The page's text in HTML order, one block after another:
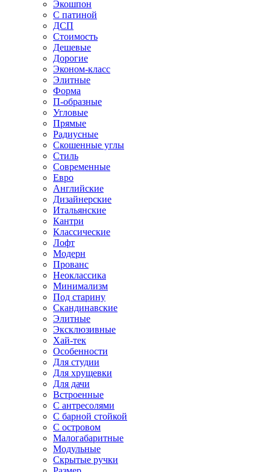
Экошпон
С патиной
ДСП
Стоимость
Дешевые
Дорогие
Эконом-класс
Элитные
Форма
П-образные
Угловые
Прямые
Радиусные
Скошенные углы
Стиль
Современные
Евро
Английские
Дизайнерские
Итальянские
Кантри
Классические
Лофт
Модерн
Прованс
Неоклассика
Минимализм
Под старину
Скандинавские
Элитные
Эксклюзивные
Хай-тек
Особенности
Для студии
Для хрущевки
Для дачи
Встроенные
С антресолями
С барной стойкой
С островом
Малогабаритные
Модульные
Скрытые ручки